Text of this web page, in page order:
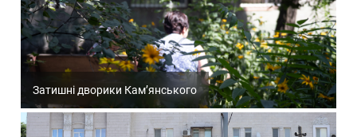
Затишні дворики Кам’янського